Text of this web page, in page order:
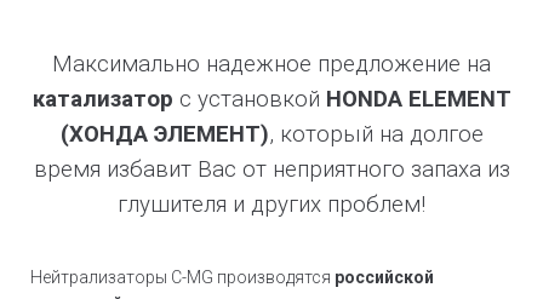
Максимально надежное предложение на
катализатор с установкой HONDA ELEMENT
(ХОНДА ЭЛЕМЕНТ), который на долгое
время избавит Вас от неприятного запаха из
глушителя и других проблем!
Нейтрализаторы C-MG производятся российской